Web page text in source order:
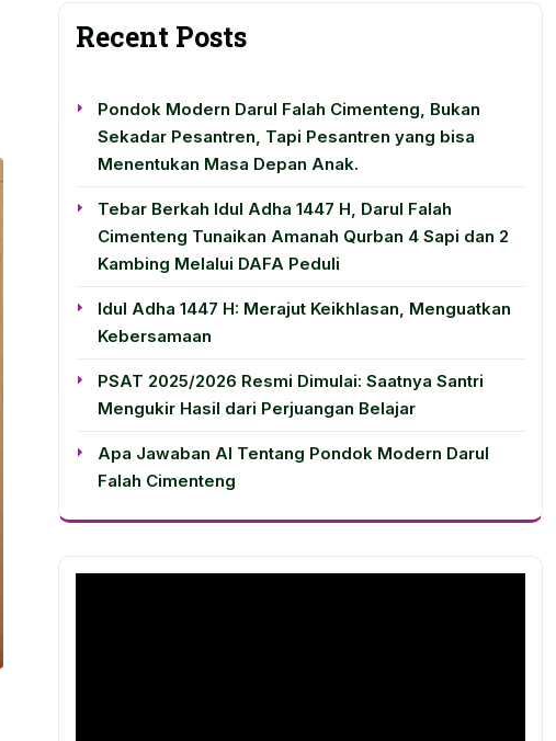
Recent Posts
Pondok Modern Darul Falah Cimenteng, Bukan
Sekadar Pesantren, Tapi Pesantren yang bisa
Menentukan Masa Depan Anak.
Tebar Berkah Idul Adha 1447 H, Darul Falah
Cimenteng Tunaikan Amanah Qurban 4 Sapi dan 2
Kambing Melalui DAFA Peduli
Idul Adha 1447 H: Merajut Keikhlasan, Menguatkan
Kebersamaan
PSAT 2025/2026 Resmi Dimulai: Saatnya Santri
Mengukir Hasil dari Perjuangan Belajar
Apa Jawaban AI Tentang Pondok Modern Darul
Falah Cimenteng